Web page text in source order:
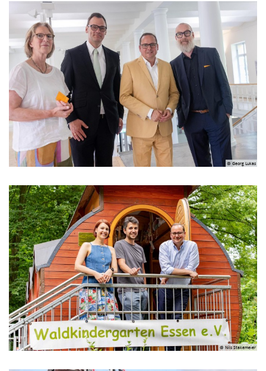
© Georg Lukas
© Nils Stakemeier